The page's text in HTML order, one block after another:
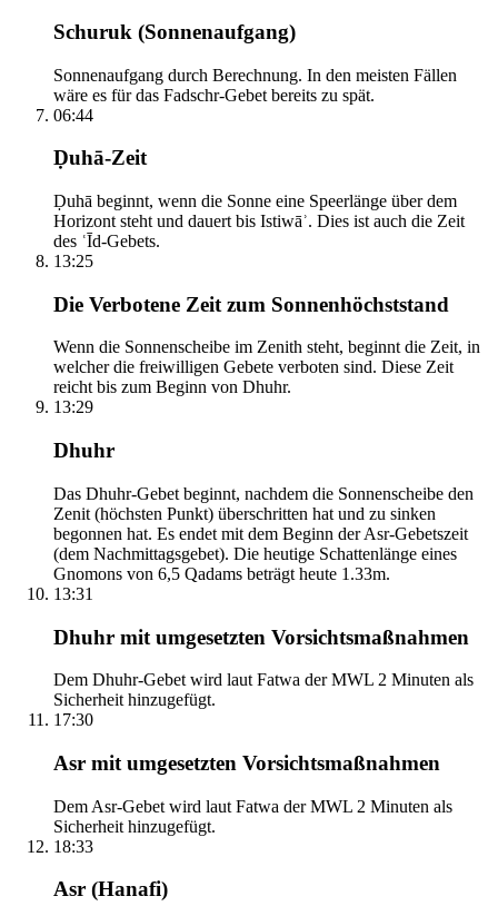
Schuruk (Sonnenaufgang)
Sonnenaufgang durch Berechnung. In den meisten Fällen
wäre es für das Fadschr-Gebet bereits zu spät.
06:44
Ḍuhā-Zeit
Ḍuhā beginnt, wenn die Sonne eine Speerlänge über dem
Horizont steht und dauert bis Istiwāʾ. Dies ist auch die Zeit
des ʿĪd-Gebets.
13:25
Die Verbotene Zeit zum Sonnenhöchststand
Wenn die Sonnenscheibe im Zenith steht, beginnt die Zeit, in
welcher die freiwilligen Gebete verboten sind. Diese Zeit
reicht bis zum Beginn von Dhuhr.
13:29
Dhuhr
Das Dhuhr-Gebet beginnt, nachdem die Sonnenscheibe den
Zenit (höchsten Punkt) überschritten hat und zu sinken
begonnen hat. Es endet mit dem Beginn der Asr-Gebetszeit
(dem Nachmittagsgebet). Die heutige Schattenlänge eines
Gnomons von 6,5 Qadams beträgt heute 1.33m.
13:31
Dhuhr mit umgesetzten Vorsichtsmaßnahmen
Dem Dhuhr-Gebet wird laut Fatwa der MWL 2 Minuten als
Sicherheit hinzugefügt.
17:30
Asr mit umgesetzten Vorsichtsmaßnahmen
Dem Asr-Gebet wird laut Fatwa der MWL 2 Minuten als
Sicherheit hinzugefügt.
18:33
Asr (Hanafi)